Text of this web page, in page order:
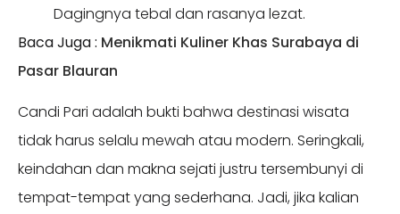
Dagingnya tebal dan rasanya lezat.
Baca Juga : Menikmati Kuliner Khas Surabaya di
Pasar Blauran
Candi Pari adalah bukti bahwa destinasi wisata
tidak harus selalu mewah atau modern. Seringkali,
keindahan dan makna sejati justru tersembunyi di
tempat-tempat yang sederhana. Jadi, jika kalian